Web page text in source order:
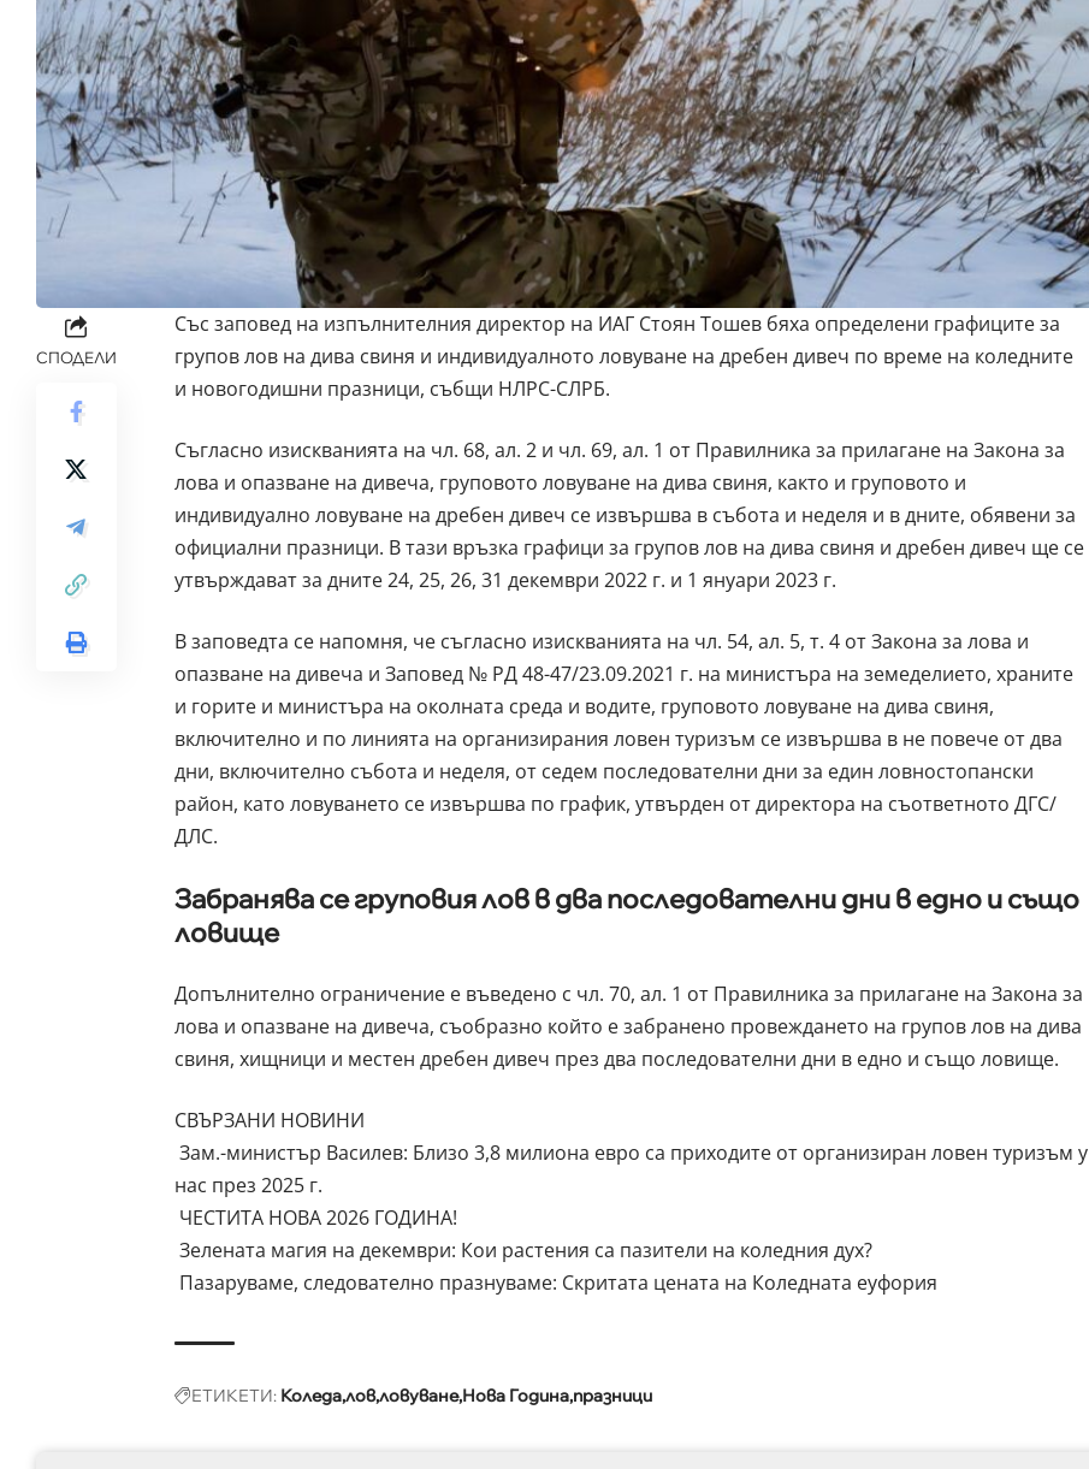
СПОДЕЛИ
Със заповед на изпълнителния директор на ИАГ Стоян Тошев бяха определени графиците за
групов лов на дива свиня и индивидуалното ловуване на дребен дивеч по време на коледните
и новогодишни празници, събщи НЛРС-СЛРБ.
Съгласно изискванията на чл. 68, ал. 2 и чл. 69, ал. 1 от Правилника за прилагане на Закона за
лова и опазване на дивеча, груповото ловуване на дива свиня, както и груповото и
индивидуално ловуване на дребен дивеч се извършва в събота и неделя и в дните, обявени за
официални празници. В тази връзка графици за групов лов на дива свиня и дребен дивеч ще се
утвърждават за дните 24, 25, 26, 31 декември 2022 г. и 1 януари 2023 г.
В заповедта се напомня, че съгласно изискванията на чл. 54, ал. 5, т. 4 от Закона за лова и
опазване на дивеча и Заповед № РД 48-47/23.09.2021 г. на министъра на земеделието, храните
и горите и министъра на околната среда и водите, груповото ловуване на дива свиня,
включително и по линията на организирания ловен туризъм се извършва в не повече от два
дни, включително събота и неделя, от седем последователни дни за един ловностопански
район, като ловуването се извършва по график, утвърден от директора на съответното ДГС/
ДЛС.
Забранява се груповия лов в два последователни дни в едно и също
ловище
Допълнително ограничение е въведено с чл. 70, ал. 1 от Правилника за прилагане на Закона за
лова и опазване на дивеча, съобразно който е забранено провеждането на групов лов на дива
свиня, хищници и местен дребен дивеч през два последователни дни в едно и също ловище.
СВЪРЗАНИ НОВИНИ
Зам.-министър Василев: Близо 3,8 милиона евро са приходите от организиран ловен туризъм у
нас през 2025 г.
ЧЕСТИТА НОВА 2026 ГОДИНА!
Зелената магия на декември: Кои растения са пазители на коледния дух?
Пазаруваме, следователно празнуваме: Скритата цената на Коледната еуфория
ЕТИКЕТИ: КоледаловловуванеНова Годинапразници